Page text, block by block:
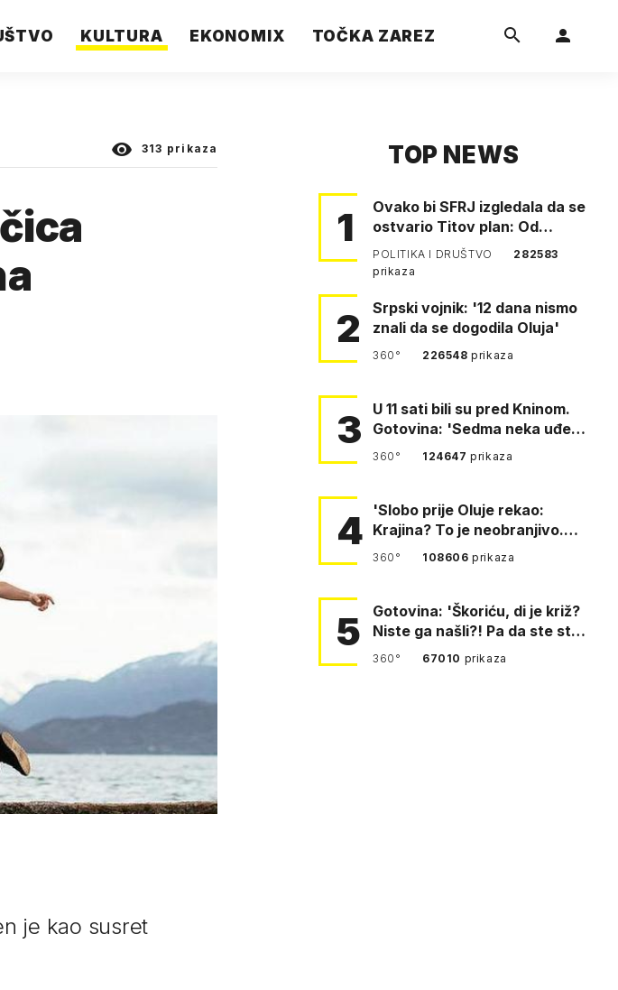
KULTURA EKONOMIX TOČKA ZAREZ
313 prikaza
je kao susret
TOP NEWS
1
Ovako bi SFRJ izgledala da se
ostvario Titov plan: Od
Klagenfurta do Istanbula!
POLITIKA I DRUŠTVO
282583
prikaza
2
Srpski vojnik: '12 dana nismo
znali da se dogodila Oluja'
360° 226548prikaza
3
U 11 sati bili su pred Kninom.
Gotovina: 'Sedma neka uđe,
4. gardijska neka g…
360° 124647prikaza
4
'Slobo prije Oluje rekao:
Krajina? To je neobranjivo.
Tuđmana zvao Krivousti'
360° 108606prikaza
5
Gotovina: 'Škoriću, di je križ?
Niste ga našli?! Pa da ste stali
i pitali fratr…
360° 67010 prikaza